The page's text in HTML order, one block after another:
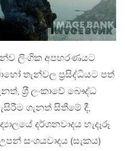
ලිංගික අපහරණයට
තැන්වල ප‍්‍රසිද්ධියට පත්
ශ‍්‍රී ලංකාවේ බෞද්ධ
ගැනත් සිතීමේ දී,
දර්ශනවාදය හැදෑරූ
සංශයවාදය (සැකය)